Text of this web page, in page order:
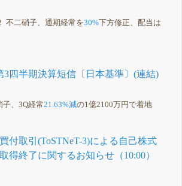
不二硝子、通期経常を30% 下方修正、配当は
3四半期決算短信〔日本基準〕(連結)
、3Q経常21.63%減の1億2100万円で着地
付取引(ToSTNeT-3)による自己株式
得終了に関するお知らせ（10:00）